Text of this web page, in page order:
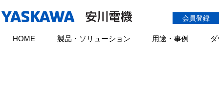
会員登録
HOME 製品・ソリューション 用途・事例